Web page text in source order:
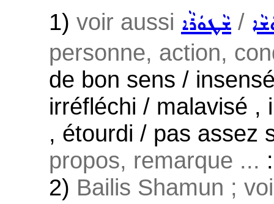
1) voir aussi ܫܵܛܘܿܪܵܐ /
personne, action,
de bon sens /
irréfléchi / malavisé ,
, étourdi / pas assez
propos, remarque ...
2) Bailis Shamun ;